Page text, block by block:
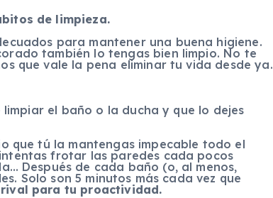
de limpieza.
para mantener una buena higiene.
también lo tengas bien limpio. No te
que vale la pena eliminar tu vida desde ya.
el baño o la ducha y que lo dejes
que tú la mantengas impecable todo el
frotar las paredes cada pocos
Después de cada baño (o, al menos,
Solo son 5 minutos más cada vez que
rival para tu proactividad.